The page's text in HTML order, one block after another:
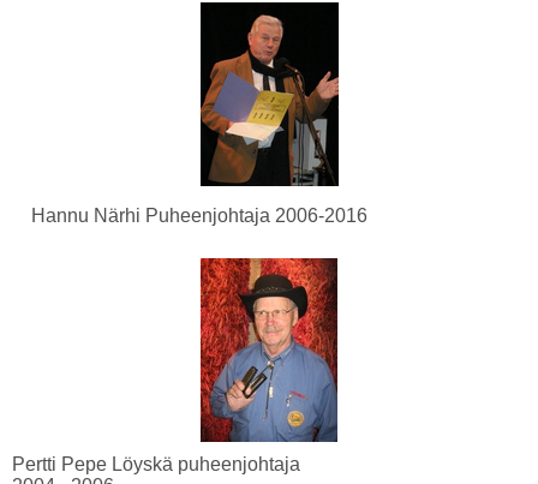
Hannu Närhi Puheenjohtaja 2006-2016
Pertti Pepe Löyskä puheenjohtaja